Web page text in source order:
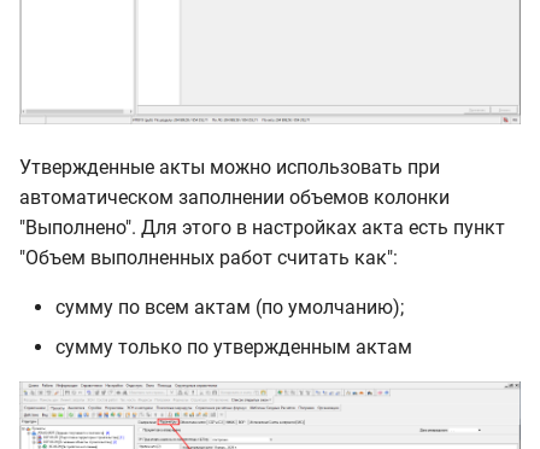
Утвержденные акты можно использовать при
автоматическом заполнении объемов колонки
"Выполнено". Для этого в настройках акта есть пункт
"Объем выполненных работ считать как":
сумму по всем актам (по умолчанию);
сумму только по утвержденным актам